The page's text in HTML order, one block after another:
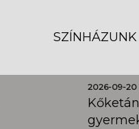
SZÍNHÁZUNK
2026-09-20